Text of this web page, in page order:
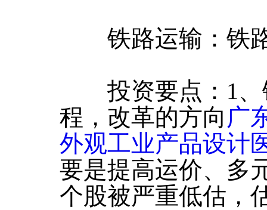
铁路运输：铁路
投资要点：1、
程，改革的方向 广
外观工业产品设计
要是提高运价、多
个股被严重低估，